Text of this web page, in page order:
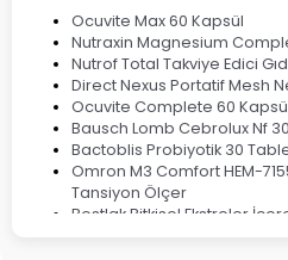
Ocuvite Max 60 Kapsül
Nutraxin Magnesium
Nutrof Total Takviye Edici
Direct Nexus Portatif Mesh
Ocuvite Complete 60
Bausch Lomb Cebrolux Nf
Bactoblis Probiyotik 30
Omron M3 Comfort HEM-
Tansiyon Ölçer
Bestlak Bitkisel Ekstreler